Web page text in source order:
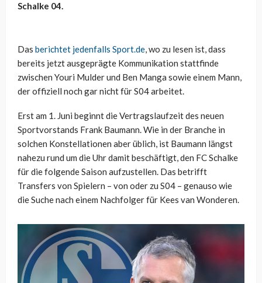
Schalke 04.
Das berichtet jedenfalls Sport.de, wo zu lesen ist, dass
bereits jetzt ausgeprägte Kommunikation stattfinde
zwischen Youri Mulder und Ben Manga sowie einem Mann,
der offiziell noch gar nicht für S04 arbeitet.
Erst am 1. Juni beginnt die Vertragslaufzeit des neuen
Sportvorstands Frank Baumann. Wie in der Branche in
solchen Konstellationen aber üblich, ist Baumann längst
nahezu rund um die Uhr damit beschäftigt, den FC Schalke
für die folgende Saison aufzustellen. Das betrifft
Transfers von Spielern – von oder zu S04 – genauso wie
die Suche nach einem Nachfolger für Kees van Wonderen.